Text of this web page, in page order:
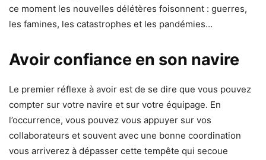
ce moment les nouvelles délétères foisonnent : guerres,
les famines, les catastrophes et les pandémies…
Avoir confiance en son navire
Le premier réflexe à avoir est de se dire que vous pouvez
compter sur votre navire et sur votre équipage. En
l’occurrence, vous pouvez vous appuyer sur vos
collaborateurs et souvent avec une bonne coordination
vous arriverez à dépasser cette tempête qui secoue